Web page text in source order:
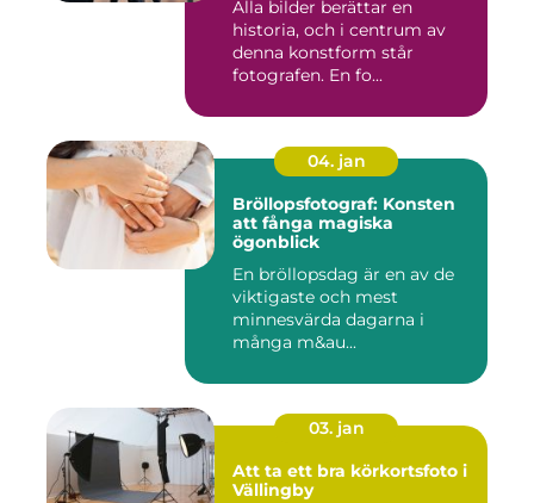
Alla bilder berättar en
historia, och i centrum av
denna konstform står
fotografen. En fo...
04. jan
Bröllopsfotograf: Konsten
att fånga magiska
ögonblick
En bröllopsdag är en av de
viktigaste och mest
minnesvärda dagarna i
många m&au...
03. jan
Att ta ett bra körkortsfoto i
Vällingby